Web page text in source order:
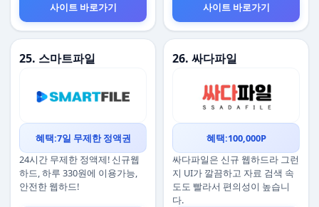
사이트 바로가기
사이트 바로가기
25. 스마트파일
혜택:7일 무제한 정액권
24시간 무제한 정액제! 신규웹
하드, 하루 330원에 이용가능,
안전한 웹하드!
26. 싸다파일
혜택:100,000P
싸다파일은 신규 웹하드라 그런
지 UI가 깔끔하고 자료 검색 속
도도 빨라서 편의성이 높습니
다.